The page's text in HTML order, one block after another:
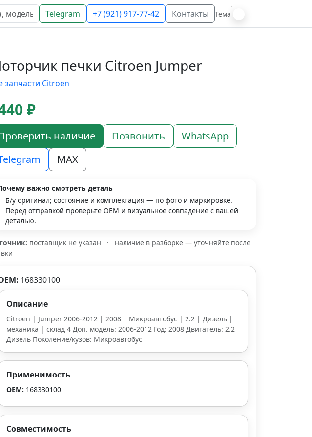
Telegram +7 (921) 917-77-42 Контакты Тема
печки Citroen Jumper
запчасти Citroen
₽
наличие Позвонить
WhatsApp
MAX
важно смотреть деталь
Б/у оригинал; состояние и комплектация — по фото и маркировке.
Перед отправкой проверьте OEM и визуальное совпадение с вашей
деталью.
поставщик не указан ·
наличие в разборке — уточняйте после
168330100
Описание
Citroen | Jumper 2006-2012 | 2008 | Микроавтобус | 2.2 | Дизель |
механика | склад 4 Доп. модель: 2006-2012 Год: 2008 Двигатель: 2.2
Дизель Поколение/кузов: Микроавтобус
Применимость
OEM: 168330100
Совместимость